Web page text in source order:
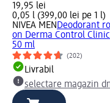
19,95 lei
0,05 l (399,00 lei pe 1 l)
NIVEA MEN Deodorant
on Derma Control
50 ml
(202)
Livrabil
selectare magazin